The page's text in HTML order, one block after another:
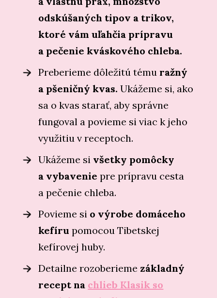
odskúšaných tipov a trikov,
ktoré vám uľahčia prípravu
a pečenie kváskového chleba.
Preberieme dôležitú tému ražný
a pšeničný kvas. Ukážeme si, ako
sa o kvas starať, aby správne
fungoval a povieme si viac k jeho
využitiu v receptoch.
Ukážeme si všetky pomôcky
a vybavenie pre prípravu cesta
a pečenie chleba.
Povieme si o výrobe domáceho
kefíru pomocou Tibetskej
kefírovej huby.
Detailne rozoberieme základný
recept na chlieb Klasik so